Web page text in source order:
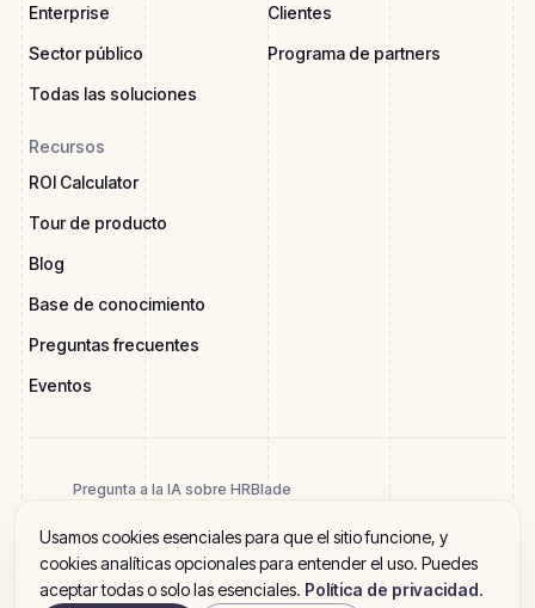
Enterprise
Sector público
Todas las soluciones
Clientes
Programa de partners
Recursos
ROI Calculator
Tour de producto
Blog
Base de conocimiento
Preguntas frecuentes
Eventos
Pregunta a la IA sobre HRBlade
2026 HRBlade. Todos los derechos reservados Política de privacidad
Usamos cookies esenciales para que el sitio funcione, y
cookies analíticas opcionales para entender el uso. Puedes
aceptar todas o solo las esenciales. Política de privacidad.